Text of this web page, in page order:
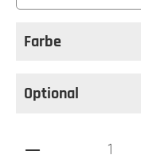
Farbe
Optional
Produkt Anzahl: